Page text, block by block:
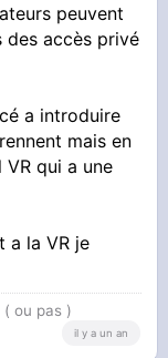
peuvent
des accès privé
a introduire
mais en
qui a une
a la VR je
ou pas )
il y a un an